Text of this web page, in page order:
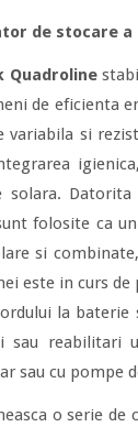
de stocare
Quadroline
de eficienta
variabila si
folosite ca
si
este in curs
la
reabilitari
sau cu pompe
o serie